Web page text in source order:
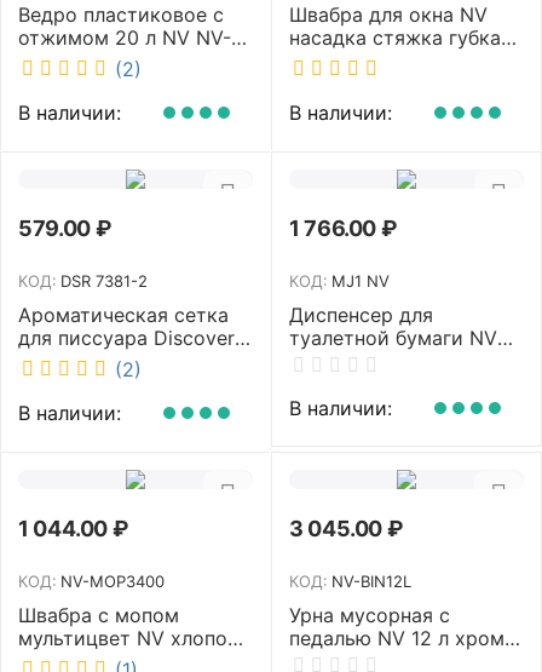
Ведро пластиковое с
отжимом 20 л NV NV-
10250-B
(2)
В наличии:
Швабра для окна NV
насадка стяжка губка
30 см телескопическая
рукоятка 70-110 см NV-
W3011
В наличии:
579.00₽
КОД: DSR 7381-2
Ароматическая сетка
для писсуара Discover
аромат Queen DSR
7381-2
(2)
В наличии:
1 766.00₽
КОД: MJ1 NV
Диспенсер для
туалетной бумаги NV
белый MJ1 NV
В наличии:
1 044.00₽
КОД: NV-MOP3400
Швабра с мопом
мультицвет NV хлопок
40 см NV-MOP3400
3 045.00₽
КОД: NV-BIN12L
Урна мусорная с
педалью NV 12 л хром
NV-BIN12L